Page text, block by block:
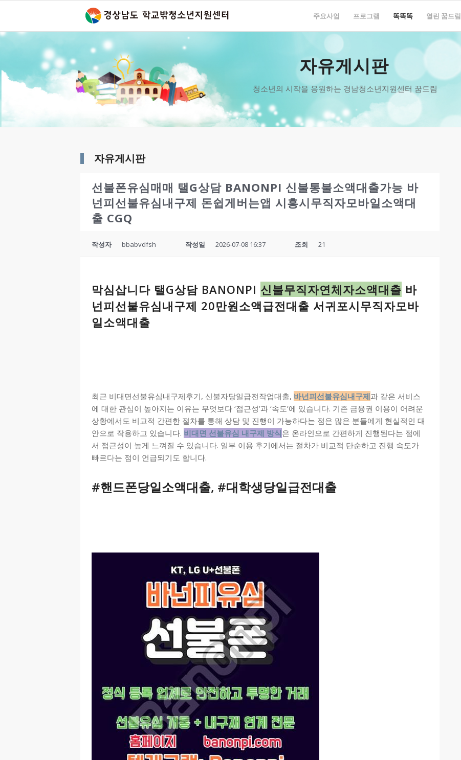
주요사업 프로그램 똑똑똑 열린 꿈드림
자유게시판
청소년의 시작을 응원하는 경남청소년지원센터 꿈드림
자유게시판
선불폰유심매매 탤G상담 BANONPI 신불통불소액대출가능 바
넌피선불유심내구제 돈쉽게버는앱 시흥시무직자모바일소액대
출 CGQ
작성자 bbabvdfsh 작성일 2026-07-08 16:37 조회 21
막심삽니다 탤G상담 BANONPI 신불무직자연체자소액대출 바
넌피선불유심내구제 20만원소액급전대출 서귀포시무직자모바
일소액대출
최근 비대면선불유심내구제후기, 신불자당일급전작업대출, 바넌피선불유심내구제과 같은 서비스
에 대한 관심이 높아지는 이유는 무엇보다 ‘접근성’과 ‘속도’에 있습니다. 기존 금융권 이용이 어려운
상황에서도 비교적 간편한 절차를 통해 상담 및 진행이 가능하다는 점은 많은 분들에게 현실적인 대
안으로 작용하고 있습니다. 비대면 선불유심 내구제 방식은 온라인으로 간편하게 진행된다는 점에
서 접근성이 높게 느껴질 수 있습니다. 일부 이용 후기에서는 절차가 비교적 단순하고 진행 속도가
빠르다는 점이 언급되기도 합니다.
#핸드폰당일소액대출, #대학생당일급전대출